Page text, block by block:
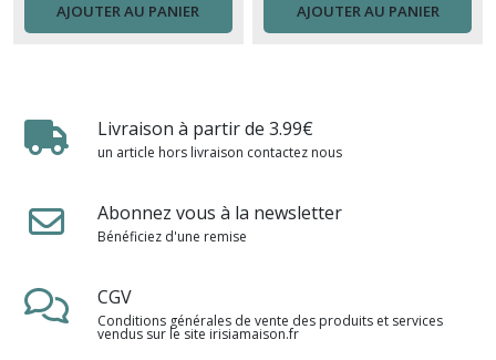
AJOUTER AU PANIER AJOUTER AU PANIER
Livraison à partir de 3.99€
un article hors livraison contactez nous
Abonnez vous à la newsletter
Bénéficiez d'une remise
CGV
Conditions générales de vente des produits et services
vendus sur le site irisiamaison.fr